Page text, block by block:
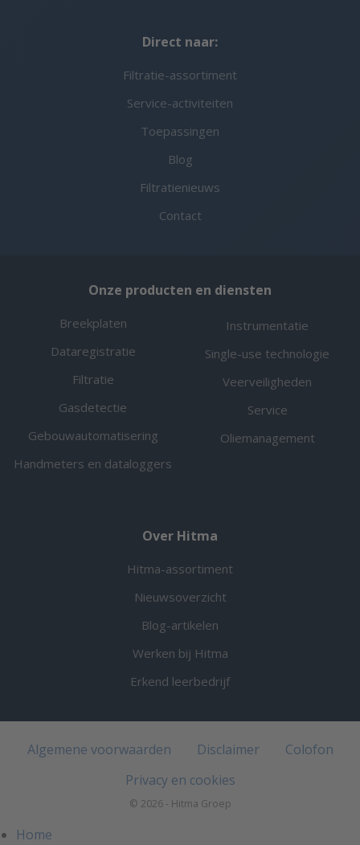
Direct naar:
Filtratie-assortiment
Service-activiteiten
Toepassingen
Blog
Filtratienieuws
Contact
Onze producten en diensten
Breekplaten
Dataregistratie
Filtratie
Gasdetectie
Gebouwautomatisering
Handmeters en dataloggers
Instrumentatie
Single-use technologie
Veerveiligheden
Service
Oliemanagement
Over Hitma
Hitma-assortiment
Nieuwsoverzicht
Blog-artikelen
Werken bij Hitma
Erkend leerbedrijf
Algemene voorwaarden Disclaimer
Colofon
Privacy en cookies
© 2026 - Hitma Groep
Home